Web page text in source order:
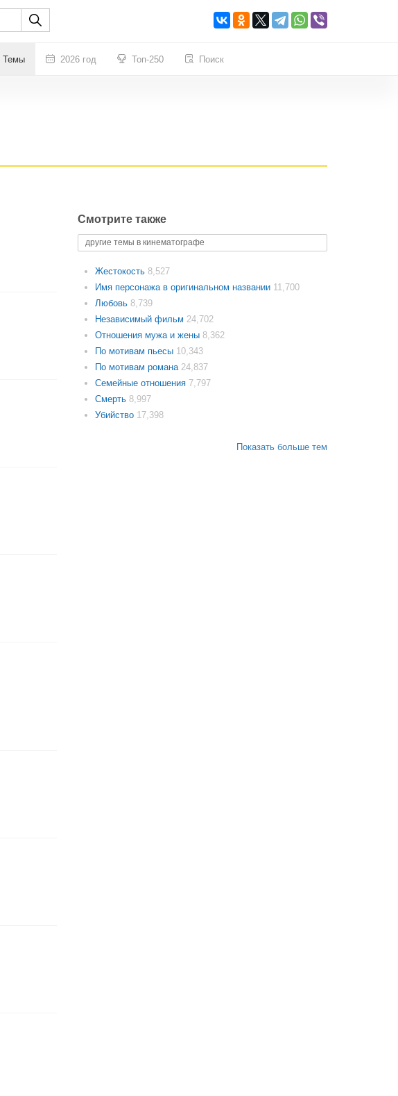
Темы 2026 год Топ-250 Поиск
Смотрите также
другие темы в кинематографе
Жестокость 8,527
Имя персонажа в оригинальном названии 11,700
Любовь 8,739
Независимый фильм 24,702
Отношения мужа и жены 8,362
По мотивам пьесы 10,343
По мотивам романа 24,837
Семейные отношения 7,797
Смерть 8,997
Убийство 17,398
Показать больше тем